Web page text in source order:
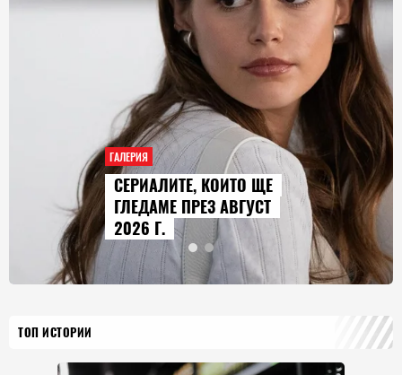
ГАЛЕРИЯ
СЕРИАЛИТЕ, КОИТО ЩЕ
ГЛЕДАМЕ ПРЕЗ АВГУСТ
2026 Г.
ТОП ИСТОРИИ